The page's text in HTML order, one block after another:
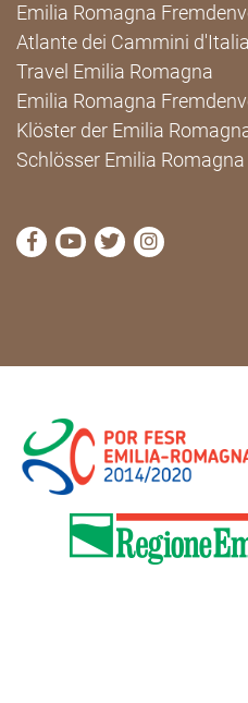
Emilia Romagna
Atlante dei Cammini d'Italia
Travel Emilia Romagna
Emilia Romagna
Klöster der Emilia
Schlösser Emilia Romagna
die Seite Facebook von
die Seite YouTube
die Seitedie Seite